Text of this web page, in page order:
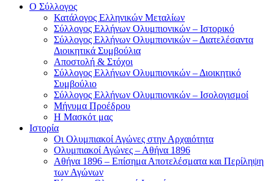
Ο Σύλλογος
Κατάλογος Ελληνικών Μεταλίων
Σύλλογος Ελλήνων Ολυμπιονικών – Ιστορικό
Σύλλογος Ελλήνων Ολυμπιονικών – Διατελέσαντα
Διοικητικά Συμβούλια
Αποστολή & Στόχοι
Σύλλογος Ελλήνων Ολυμπιονικών – Διοικητικό
Συμβούλιο
Σύλλογος Ελλήνων Ολυμπιονικών – Ισολογισμοί
Μήνυμα Προέδρου
Η Μασκότ μας
Ιστορία
Οι Ολυμπιακοί Αγώνες στην Αρχαιότητα
Ολυμπιακοί Αγώνες – Αθήνα 1896
Αθήνα 1896 – Επίσημα Αποτελέσματα και Περίληψη
των Αγώνων